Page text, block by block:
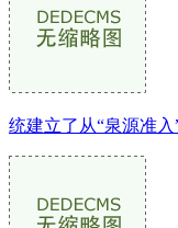
统建立了从“泉源准入